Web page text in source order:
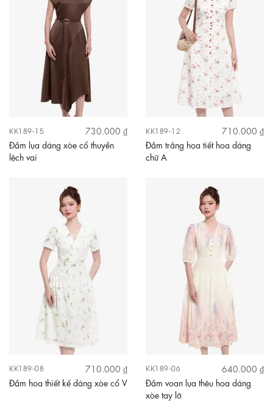
KK189-15
730.000 ₫
Đầm lụa dáng xòe cổ thuyền
lệch vai
KK189-12
710.000 ₫
Đầm trắng họa tiết hoa dáng
chữ A
KK189-08
710.000 ₫
Đầm hoa thiết kế dáng xòe cổ V
KK189-06
640.000 ₫
Đầm voan lụa thêu hoa dáng
xòe tay lỡ